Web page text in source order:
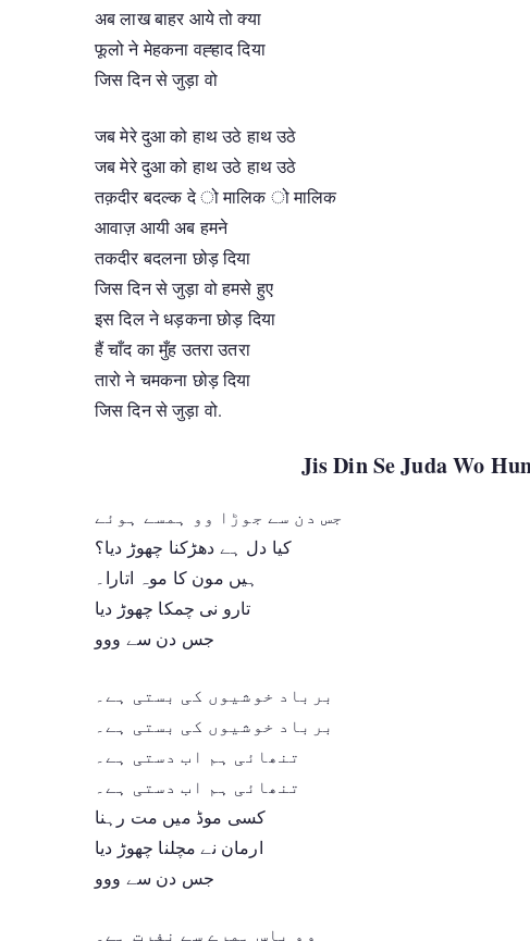
अब लाख बाहर आये तो क्या
फूलो ने मेहकना वह्हाद दिया
जिस दिन से जुड़ा वो
जब मेरे दुआ को हाथ उठे हाथ उठे
जब मेरे दुआ को हाथ उठे हाथ उठे
तक़दीर बदल्क दे ो मालिक ो मालिक
आवाज़ आयी अब हमने
तकदीर बदलना छोड़ दिया
जिस दिन से जुड़ा वो हमसे हुए
इस दिल ने धड़कना छोड़ दिया
हैं चाँद का मुँह उतरा उतरा
तारो ने चमकना छोड़ दिया
जिस दिन से जुड़ा वो.
Jis Din Se Juda Wo
جس دن سے جوڑا وو ہمسے ہوئے
کیا دل ہے دھڑکنا چھوڑ دیا؟
ہیں مون کا موہ اتارا۔
تارو نی چمکا چھوڑ دیا
جس دن سے ووو
برباد خوشیوں کی بستی ہے۔
برباد خوشیوں کی بستی ہے۔
تنھائی ہم اب دستی ہے۔
تنھائی ہم اب دستی ہے۔
کسی موڈ میں مت رہنا
ارمان نے مچلنا چھوڑ دیا
جس دن سے ووو
وو پاس ہمرے سے نفرت ہے۔